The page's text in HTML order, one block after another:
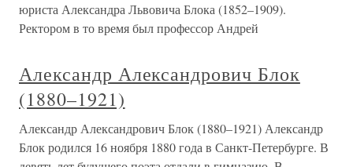
юриста Александра Львовича Блока (1852–1909).
Ректором в то время был профессор Андрей
Александр Александрович Блок
(1880–1921)
Александр Александрович Блок (1880–1921) Александр
Блок родился 16 ноября 1880 года в Санкт-Петербурге. В